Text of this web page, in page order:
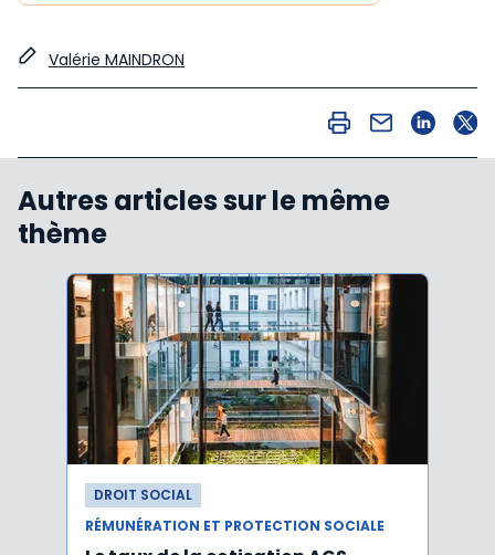
Valérie MAINDRON
Autres articles sur le même
thème
DROIT SOCIAL
RÉMUNÉRATION ET PROTECTION SOCIALE